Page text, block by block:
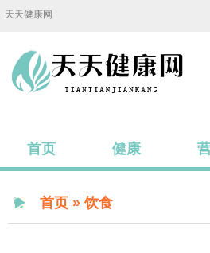
天天健康网
首页 健康
首页 »饮食